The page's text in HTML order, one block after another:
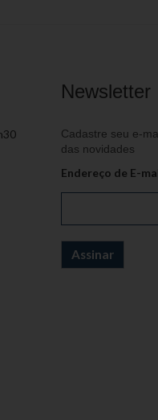
Newsletter
Cadastre seu e-
das novidades
Endereço de E-